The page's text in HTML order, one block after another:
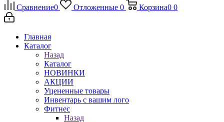
Сравнение0 Отложенные 0 Корзина0 0
Главная
Каталог
Назад
Каталог
НОВИНКИ
АКЦИИ
Уцененные товары
Инвентарь с вашим лого
Фитнес
Назад